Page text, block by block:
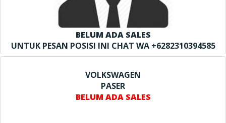
BELUM ADA SALES
UNTUK PESAN POSISI INI CHAT WA +6282310394585
VOLKSWAGEN
PASER
BELUM ADA SALES